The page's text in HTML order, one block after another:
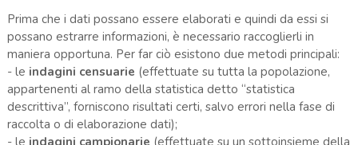
Prima che i dati possano essere elaborati e quindi da essi si
possano estrarre informazioni, è necessario raccoglierli in
maniera opportuna. Per far ciò esistono due metodi principali:
- le indagini censuarie (effettuate su tutta la popolazione,
appartenenti al ramo della statistica detto “statistica
descrittiva”, forniscono risultati certi, salvo errori nella fase di
raccolta o di elaborazione dati);
- le indagini campionarie (effettuate su un sottoinsieme della